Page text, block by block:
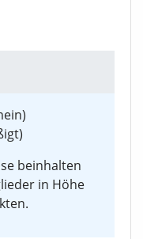
beinhalten
in Höhe